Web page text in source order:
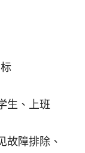
生、上班
故障排除、